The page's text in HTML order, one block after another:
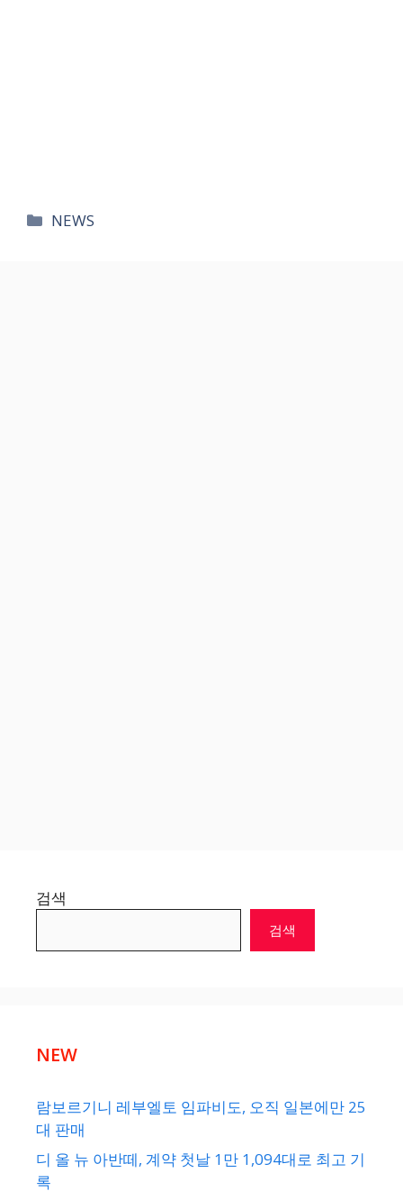
카
NEWS
검색
검색
NEW
람보르기니 레부엘토 임파비도, 오직 일본에만 25
대 판매
디 올 뉴 아반떼, 계약 첫날 1만 1,094대로 최고 기
록